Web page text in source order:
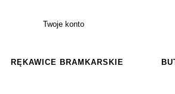
Twoje konto
RĘKAWICE BRAMKARSKIE